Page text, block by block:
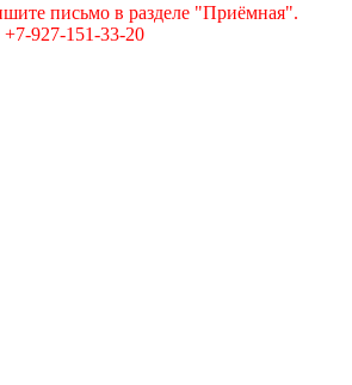
письмо в разделе "Приёмная".
927-151-33-20